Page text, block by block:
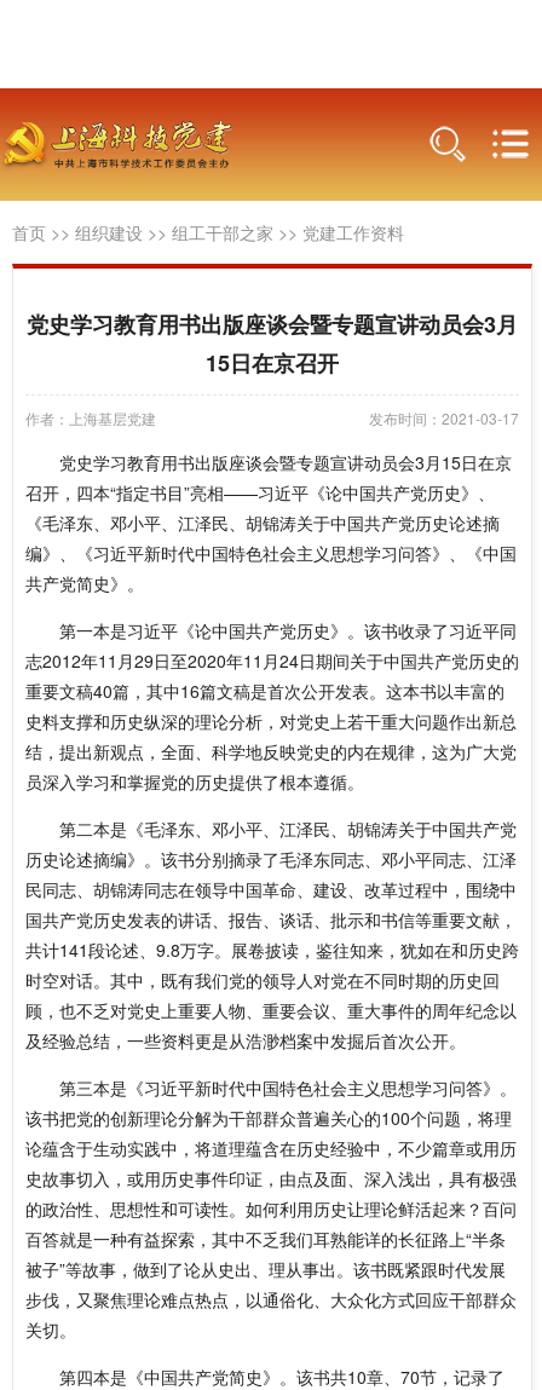
首页 >> 组织建设 >> 组工干部之家 >> 党建工作资料
党史学习教育用书出版座谈会暨专题宣讲动员会3月
15日在京召开
作者：上海基层党建 发布时间：2021-03-17
党史学习教育用书出版座谈会暨专题宣讲动员会3月15日在京
召开，四本“指定书目”亮相——习近平《论中国共产党历史》、
《毛泽东、邓小平、江泽民、胡锦涛关于中国共产党历史论述摘
编》、《习近平新时代中国特色社会主义思想学习问答》、《中国
共产党简史》。
第一本是习近平《论中国共产党历史》。该书收录了习近平同
志2012年11月29日至2020年11月24日期间关于中国共产党历史的
重要文稿40篇，其中16篇文稿是首次公开发表。这本书以丰富的
史料支撑和历史纵深的理论分析，对党史上若干重大问题作出新总
结，提出新观点，全面、科学地反映党史的内在规律，这为广大党
员深入学习和掌握党的历史提供了根本遵循。
第二本是《毛泽东、邓小平、江泽民、胡锦涛关于中国共产党
历史论述摘编》。该书分别摘录了毛泽东同志、邓小平同志、江泽
民同志、胡锦涛同志在领导中国革命、建设、改革过程中，围绕中
国共产党历史发表的讲话、报告、谈话、批示和书信等重要文献，
共计141段论述、9.8万字。展卷披读，鉴往知来，犹如在和历史跨
时空对话。其中，既有我们党的领导人对党在不同时期的历史回
顾，也不乏对党史上重要人物、重要会议、重大事件的周年纪念以
及经验总结，一些资料更是从浩渺档案中发掘后首次公开。
第三本是《习近平新时代中国特色社会主义思想学习问答》。
该书把党的创新理论分解为干部群众普遍关心的100个问题，将理
论蕴含于生动实践中，将道理蕴含在历史经验中，不少篇章或用历
史故事切入，或用历史事件印证，由点及面、深入浅出，具有极强
的政治性、思想性和可读性。如何利用历史让理论鲜活起来？百问
百答就是一种有益探索，其中不乏我们耳熟能详的长征路上“半条
被子”等故事，做到了论从史出、理从事出。该书既紧跟时代发展
步伐，又聚焦理论难点热点，以通俗化、大众化方式回应干部群众
关切。
第四本是《中国共产党简史》。该书共10章、70节，记录了